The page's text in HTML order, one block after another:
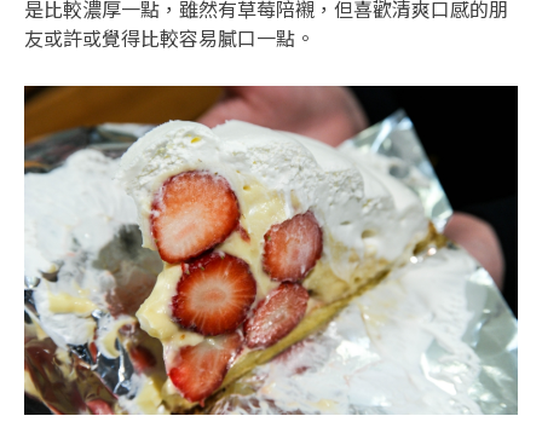
是比較濃厚一點，雖然有草莓陪襯，但喜歡清爽口感的朋
友或許或覺得比較容易膩口一點。